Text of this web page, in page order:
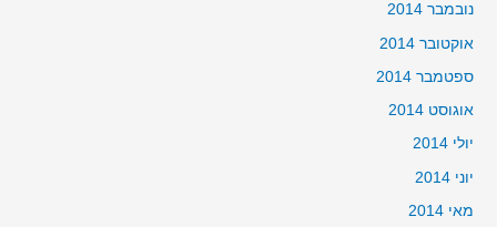
נובמבר 2014
אוקטובר 2014
ספטמבר 2014
אוגוסט 2014
יולי 2014
יוני 2014
מאי 2014